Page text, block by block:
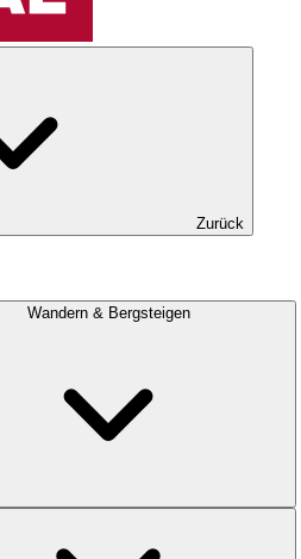
Zurück
Wandern & Bergsteigen